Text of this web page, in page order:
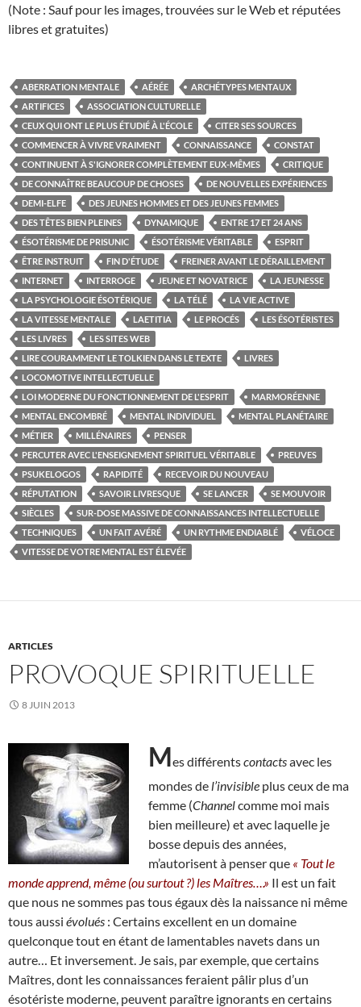
(Note : Sauf pour les images, trouvées sur le Web et réputées
libres et gratuites)
ABERRATION MENTALE AÉRÉE
ARCHÉTYPES MENTAUX
ARTIFICES
ASSOCIATION CULTURELLE
CEUX QUI ONT LE PLUS ÉTUDIÉ À L'ÉCOLE
CITER SES SOURCES
COMMENCER À VIVRE VRAIMENT
CONNAISSANCE
CONSTAT
CONTINUENT À S'IGNORER COMPLÈTEMENT EUX-MÊMES
CRITIQUE
DE CONNAÎTRE BEAUCOUP DE CHOSES
DE NOUVELLES EXPÉRIENCES
DEMI-ELFE
DES JEUNES HOMMES ET DES JEUNES FEMMES
DES TÊTES BIEN PLEINES
DYNAMIQUE
ENTRE 17 ET 24 ANS
ÉSOTÉRISME DE PRISUNIC
ÉSOTÉRISME VÉRITABLE
ESPRIT
ÊTRE INSTRUIT
FIN D'ÉTUDE
FREINER AVANT LE DÉRAILLEMENT
INTERNET
INTERROGE JEUNE ET NOVATRICE
LA JEUNESSE
LA PSYCHOLOGIE ÉSOTÉRIQUE
LA TÉLÉ
LA VIE ACTIVE
LA VITESSE MENTALE
LAETITIA LE PROCÉS
LES ÉSOTÉRISTES
LES LIVRES
LES SITES WEB
LIRE COURAMMENT LE TOLKIEN DANS LE TEXTE
LIVRES
LOCOMOTIVE INTELLECTUELLE
LOI MODERNE DU FONCTIONNEMENT DE L'ESPRIT
MARMORÉENNE
MENTAL ENCOMBRÉ
MENTAL INDIVIDUEL
MENTAL PLANÉTAIRE
MÉTIER
MILLÉNAIRES
PENSER
PERCUTER AVEC L'ENSEIGNEMENT SPIRITUEL VÉRITABLE
PREUVES
PSUKELOGOS
RAPIDITÉ
RECEVOIR DU NOUVEAU
RÉPUTATION
SAVOIR LIVRESQUE SE LANCER
SE MOUVOIR
SIÈCLES
SUR-DOSE MASSIVE DE CONNAISSANCES INTELLECTUELLE
TECHNIQUES
UN FAIT AVÉRÉ UN RYTHME ENDIABLÉ
VÉLOCE
VITESSE DE VOTRE MENTAL EST ÉLEVÉE
ARTICLES
PROVOQUE SPIRITUELLE
8 JUIN 2013
Mes différentscontactsavec les
mondes de l’invisible plus ceux de ma
femme (Channelcomme moi mais
bien meilleure) et avec laquelle je
bosse depuis des années,
m’autorisent à penser que « Tout le
monde apprend, même (ou surtout ?) les Maîtres….» Il est un fait
que nous ne sommes pas tous égaux dès la naissance ni même
tous aussi évolués : Certains excellent en un domaine
quelconque tout en étant de lamentables navets dans un
autre… Et inversement. Je sais, par exemple, que certains
Maîtres, dont les connaissances feraient pâlir plus d’un
ésotériste moderne, peuvent paraître ignorants en certains